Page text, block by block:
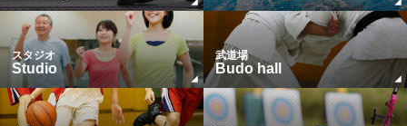
スタジオ
Studio
武道場
Budo hall